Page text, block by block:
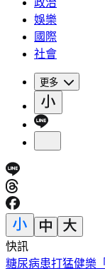
政治
娛樂
國際
社會
更多
快訊
鴻海4大產品線賣